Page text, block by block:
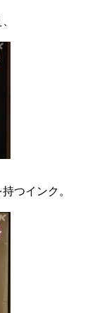
つインク。